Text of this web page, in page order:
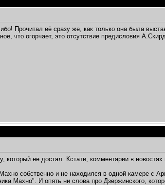
Прочитал её сразу же, как только она была
что огорчает, это отсутствие предисловия
который ее достал. Кстати, комментарии в
собственно и не находился в одной камере с
Махно". И опять ни слова про Дзержинского,